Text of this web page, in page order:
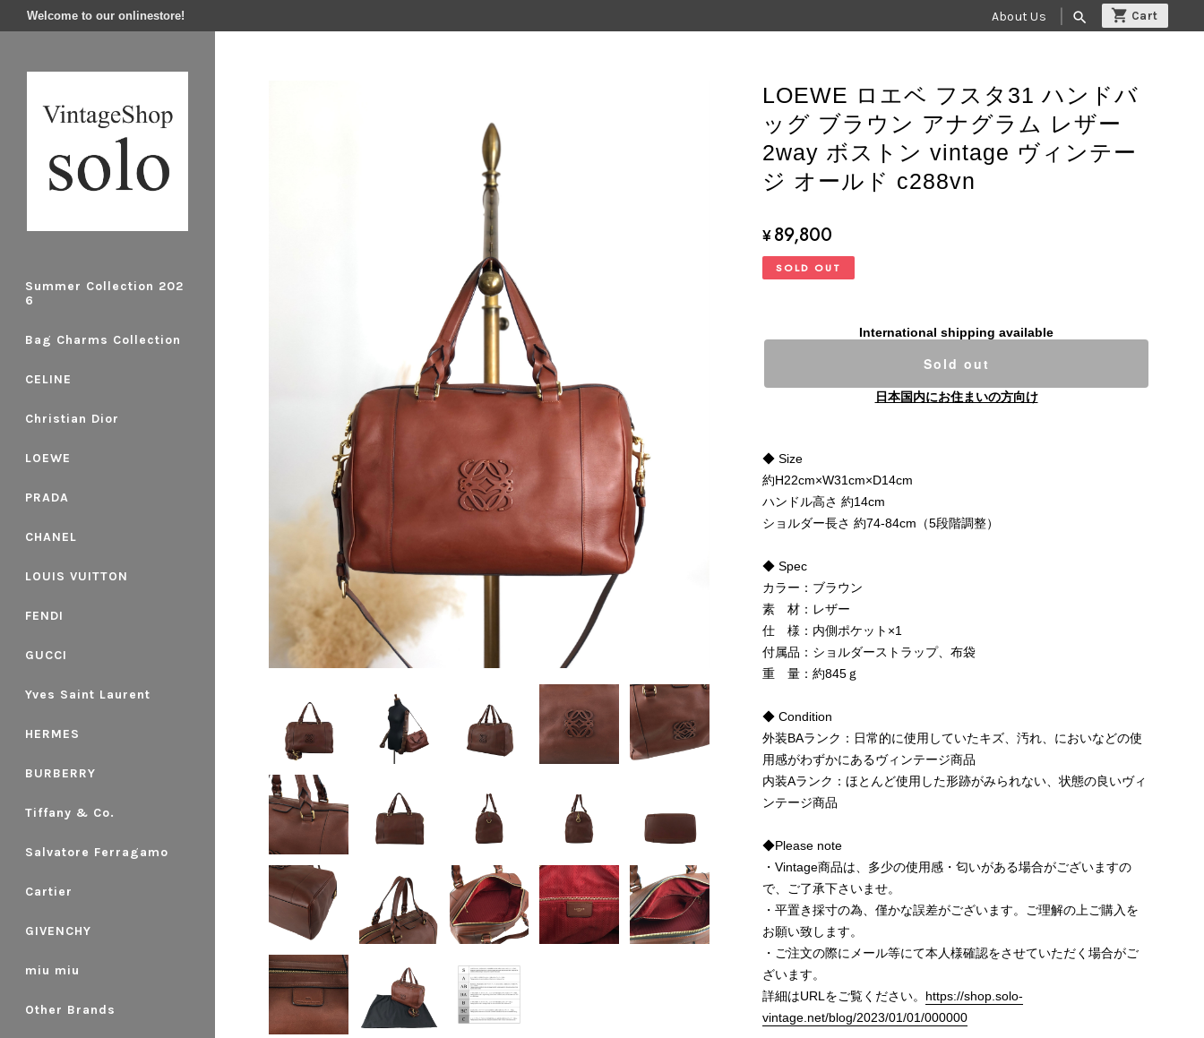
Welcome to our onlinestore! About Us search
Summer Collection 202
6
Bag Charms Collection
CELINE
Christian Dior
LOEWE
PRADA
CHANEL
LOUIS VUITTON
FENDI
GUCCI
Yves Saint Laurent
HERMES
BURBERRY
Tiffany & Co.
Salvatore Ferragamo
Cartier
GIVENCHY
miu miu
Other Brands
LOEWE ロエベ フスタ31 ハンドバ
ッグ ブラウン アナグラム レザー
2way ボストン vintage ヴィンテー
ジ オールド c288vn
¥89,800
SOLD OUT
International shipping available
Sold out
日本国内にお住まいの方向け
◆ Size
約H22cm×W31cm×D14cm
ハンドル高さ 約14cm
ショルダー長さ 約74-84cm（5段階調整）
◆ Spec
カラー：ブラウン
素 材：レザー
仕 様：内側ポケット×1
付属品：ショルダーストラップ、布袋
重 量：約845ｇ
◆ Condition
外装BAランク：日常的に使用していたキズ、汚れ、においなどの使
用感がわずかにあるヴィンテージ商品
内装Aランク：ほとんど使用した形跡がみられない、状態の良いヴィ
ンテージ商品
◆Please note
・Vintage商品は、多少の使用感・匂いがある場合がございますの
で、ご了承下さいませ。
・平置き採寸の為、僅かな誤差がございます。ご理解の上ご購入を
お願い致します。
・ご注文の際にメール等にて本人様確認をさせていただく場合がご
ざいます。
詳細はURLをご覧ください。 https://shop.solo-
vintage.net/blog/2023/01/01/000000